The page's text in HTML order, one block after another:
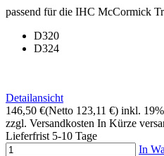
passend für die IHC McCormick
D320
D324
Detailansicht
146,50 €(Netto 123,11 €) inkl.
zzgl. Versandkosten In Kürze
Lieferfrist 5-10 Tage
In